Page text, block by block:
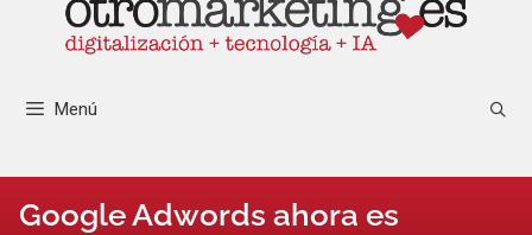
Menú
Google Adwords ahora es